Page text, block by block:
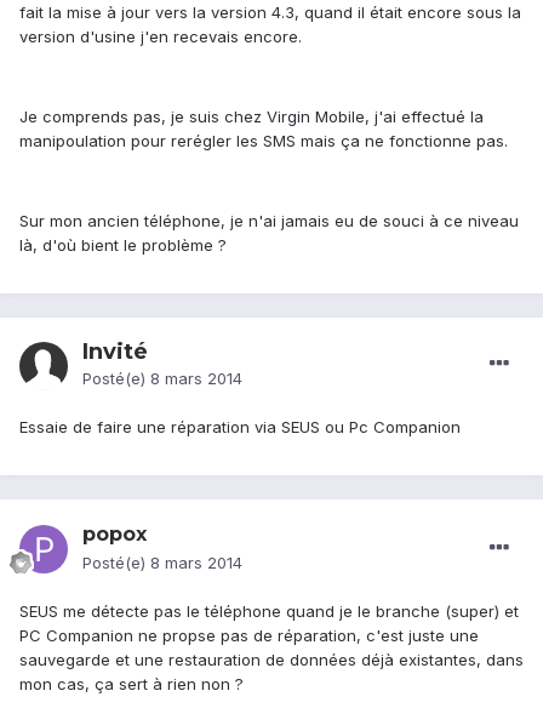
fait la mise à jour vers la version 4.3, quand il était encore sous la
version d'usine j'en recevais encore.
Je comprends pas, je suis chez Virgin Mobile, j'ai effectué la
manipoulation pour rerégler les SMS mais ça ne fonctionne pas.
Sur mon ancien téléphone, je n'ai jamais eu de souci à ce niveau
là, d'où bient le problème ?
Invité
Posté(e) 8 mars 2014
Essaie de faire une réparation via SEUS ou Pc Companion
popox
Posté(e) 8 mars 2014
SEUS me détecte pas le téléphone quand je le branche (super) et
PC Companion ne propse pas de réparation, c'est juste une
sauvegarde et une restauration de données déjà existantes, dans
mon cas, ça sert à rien non ?